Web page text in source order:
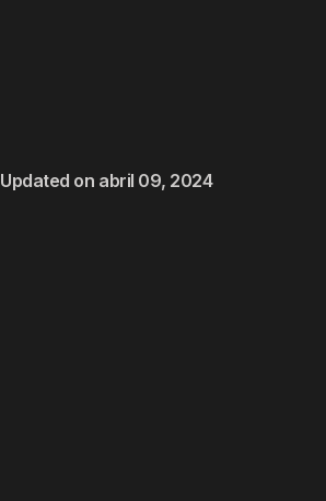
Updated on abril 09, 2024